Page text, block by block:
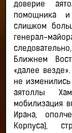
доверие
помощника и
слишком
генерал-
Ближнем
«далее
не
аятоллы
мобилизация
Ирана,
Корпуса),